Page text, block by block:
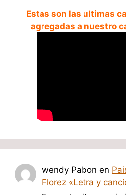
Estas son las ultimas
agregadas a nuestro
wendy Pabon en
Florez «Letra y